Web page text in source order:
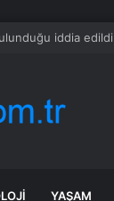
Altın fiyatları
YAŞAM